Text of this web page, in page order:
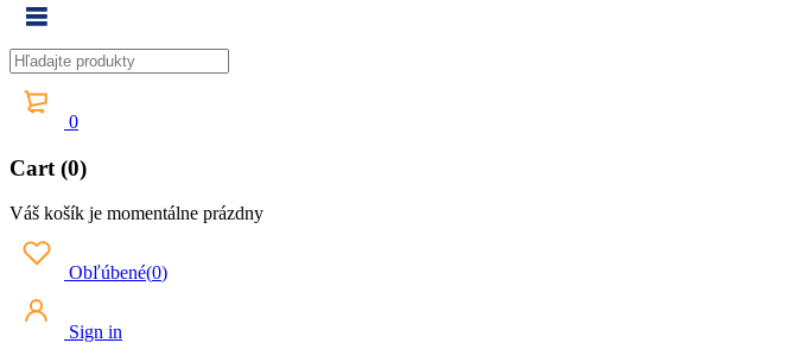
0
Cart (0)
Váš košík je momentálne prázdny
Obľúbené(0)
Sign in